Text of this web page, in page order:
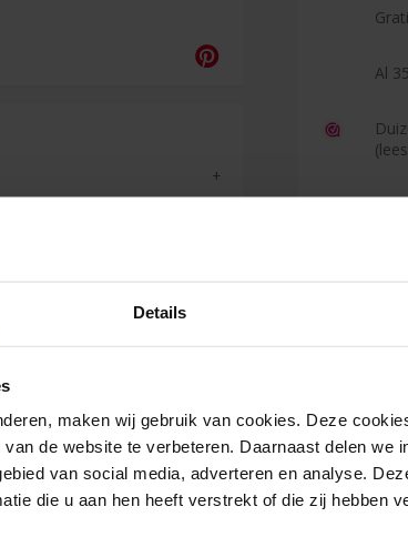
Details
maken wij gebruik van cookies. Deze
de website te verbeteren. Daarnaast delen we
van social media, adverteren en analyse.
die u aan hen heeft verstrekt of die zij hebben
Al
Zeer
levering.
<